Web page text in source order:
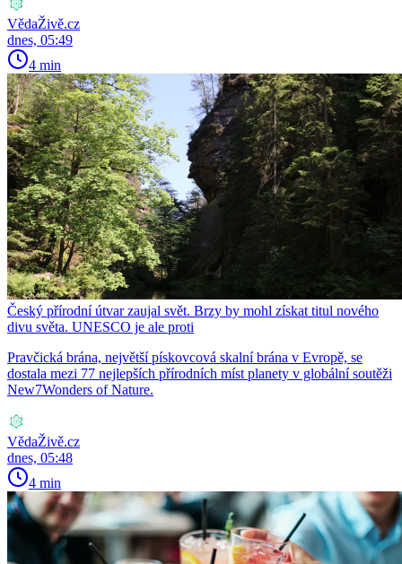
VědaŽivě.cz
dnes, 05:49
4 min
Český přírodní útvar zaujal svět. Brzy by mohl získat titul nového
divu světa. UNESCO je ale proti
Pravčická brána, největší pískovcová skalní brána v Evropě, se
dostala mezi 77 nejlepších přírodních míst planety v globální soutěži
New7Wonders of Nature.
VědaŽivě.cz
dnes, 05:48
4 min